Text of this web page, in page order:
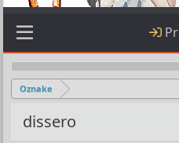
Oznake
dissero